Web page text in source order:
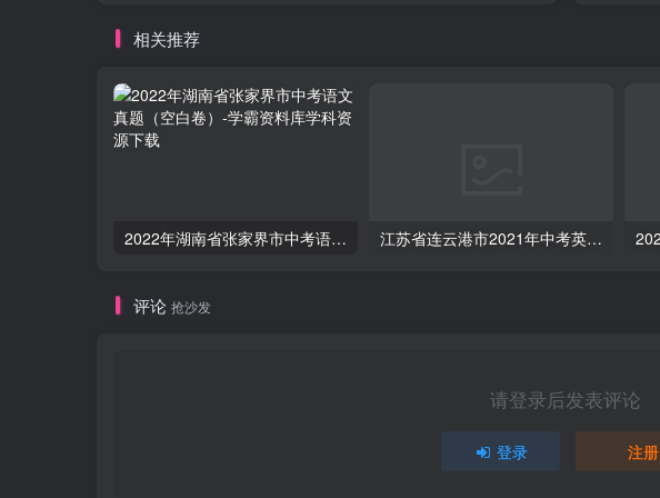
相关推荐
2022年湖南省张家界市中考语文真题（空白卷） 江苏省连云港市2021年中考英语试题（空白卷）
评论 抢沙发
请登录后发表评论
登录 注册